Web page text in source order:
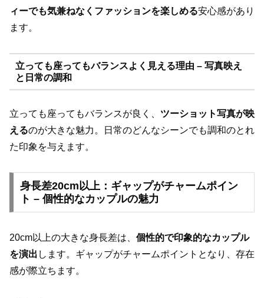
ィーでも気兼ねなくファッションを楽しめる安心感があり
ます。
立っても座ってもバランスよく見える理由 – 写真映え
と日常の調和
立っても座ってもバランスが良く、 ツーショット写真が映
えるのが大きな魅力。日常のどんなシーンでも調和のとれ
た印象を与えます。
身長差20cm以上：ギャップがチャームポイン
ト – 個性的なカップルの魅力
20cm以上の大きな身長差は、 個性的で印象的なカップル
を演出 します。ギャップがチャームポイントとなり、存在
感が際立ちます。